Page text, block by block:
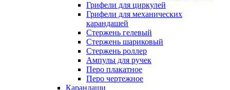
Грифели для циркулей
Грифели для механических
карандашей
Стержень гелевый
Стержень шариковый
Стержень роллер
Ампулы для ручек
Перо плакатное
Перо чертежное
Карандаши